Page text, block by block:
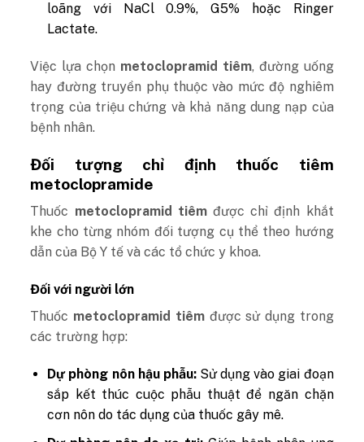
loãng với NaCl 0.9%, G5% hoặc Ringer
Lactate.
Việc lựa chọn metoclopramid tiêm, đường uống
hay đường truyền phụ thuộc vào mức độ nghiêm
trọng của triệu chứng và khả năng dung nạp của
bệnh nhân.
Đối tượng chỉ định thuốc tiêm
metoclopramide
Thuốc metoclopramid tiêmđược chỉ định khắt
khe cho từng nhóm đối tượng cụ thể theo hướng
dẫn của Bộ Y tế và các tổ chức y khoa.
Đối với người lớn
Thuốc metoclopramid tiêmđược sử dụng trong
các trường hợp:
Dự phòng nôn hậu phẫu:Sử dụng vào giai đoạn
sắp kết thúc cuộc phẫu thuật để ngăn chặn
cơn nôn do tác dụng của thuốc gây mê.